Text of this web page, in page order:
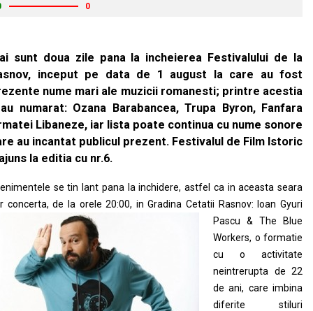
0
sunt doua zile pana la incheierea Festivalului de la
inceput pe data de 1 august la care au fost
nume mari ale muzicii romanesti; printre acestia
numarat: Ozana Barabancea, Trupa Byron, Fanfara
Libaneze, iar lista poate continua cu nume sonore
au incantat publicul prezent. Festivalul de Film Istoric
la editia cu nr.6.
se tin lant pana la inchidere, astfel ca in aceasta seara
concerta, de la orele 20:00, in Gradina Cetatii Rasnov: Ioan Gyuri
Pascu & The Blue
Workers, o formatie
cu o activitate
neintrerupta de 22
de ani, care imbina
diferite stiluri